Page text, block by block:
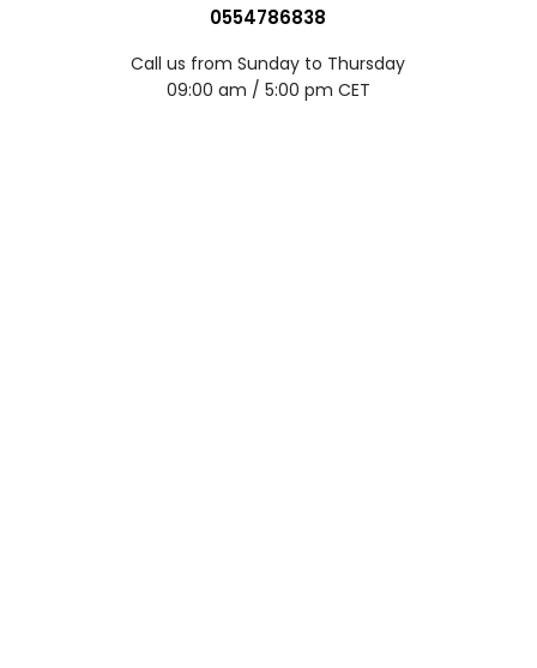
0554786838
Call us from Sunday to Thursday
09:00 am / 5:00 pm CET